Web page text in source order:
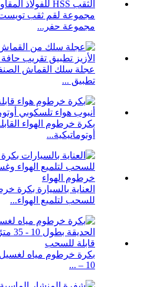
مجموعة لقم ثقب
مجموعة حفر...
عجلة سلك القماش
تطبيق ...
بكرة خرطوم الهواء
أوتوماتيكية...
العناية بالسيارة بكرة
للسحب لتلميع الهواء...
بكرة خرطوم مياه
10 – ...